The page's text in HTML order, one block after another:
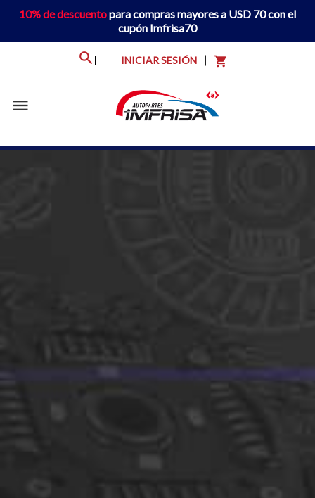
10% de descuentopara compras mayores a USD 70 con el
cupón Imfrisa70
INICIAR SESIÓN shopping_cart
menu